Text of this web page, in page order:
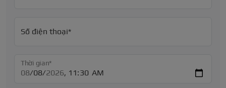
Số điện thoại*
Thời gian*